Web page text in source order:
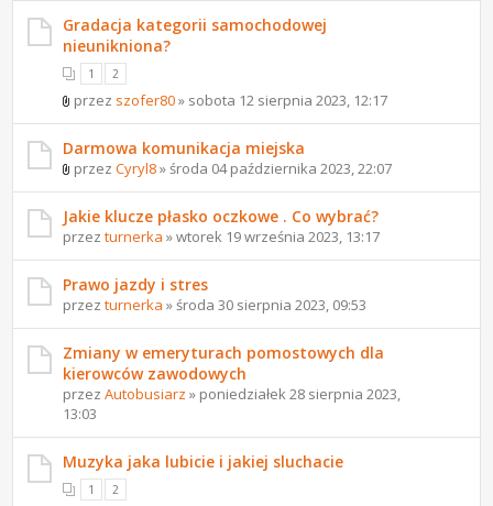
Gradacja kategorii samochodowej
nieunikniona?
1 2
przez szofer80» sobota 12 sierpnia 2023, 12:17
Darmowa komunikacja miejska
przezCyryl8» środa 04 października 2023, 22:07
Jakie klucze płasko oczkowe . Co wybrać?
przezturnerka » wtorek 19 września 2023, 13:17
Prawo jazdy i stres
przezturnerka » środa 30 sierpnia 2023, 09:53
Zmiany w emeryturach pomostowych dla
kierowców zawodowych
przezAutobusiarz » poniedziałek 28 sierpnia 2023,
13:03
Muzyka jaka lubicie i jakiej sluchacie
1 2